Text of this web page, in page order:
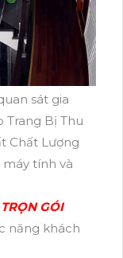
sát gia
Trang Bị Thu
Chất Lượng
tính và
GÓI
năng khách